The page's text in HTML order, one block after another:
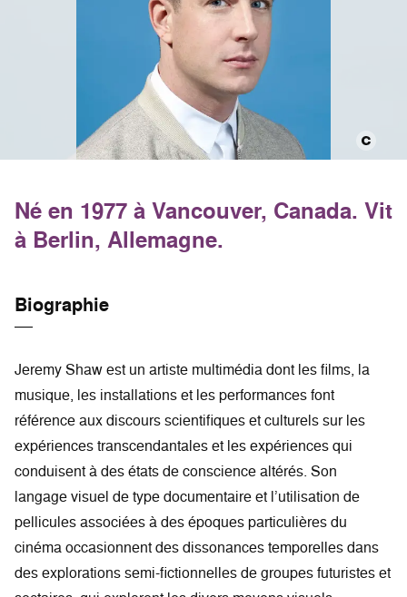
Né en 1977 à Vancouver, Canada. Vit
à Berlin, Allemagne.
Biographie
Jeremy Shaw est un artiste multimédia dont les films, la
musique, les installations et les performances font
référence aux discours scientifiques et culturels sur les
expériences transcendantales et les expériences qui
conduisent à des états de conscience altérés. Son
langage visuel de type documentaire et l’utilisation de
pellicules associées à des époques particulières du
cinéma occasionnent des dissonances temporelles dans
des explorations semi-fictionnelles de groupes futuristes et